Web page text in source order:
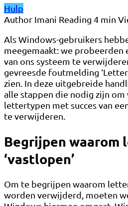
Hulp
Author Imani Reading 4 min
Als Windows-gebruikers
meegemaakt: we
van ons systeem te
gevreesde foutmelding
zien. In deze uitgebreide
alle stappen die nodig zijn om
lettertypen met succes van
te verwijderen.
Begrijpen
‘vastlopen’
Om te begrijpen waarom
worden verwijderd, moeten